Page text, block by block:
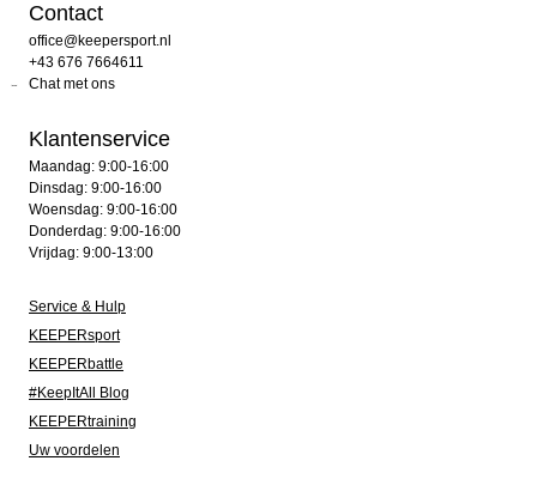
Contact
office@keepersport.nl
+43 676 7664611
Chat met ons
Klantenservice
Maandag: 9:00-16:00
Dinsdag: 9:00-16:00
Woensdag: 9:00-16:00
Donderdag: 9:00-16:00
Vrijdag: 9:00-13:00
Service & Hulp
KEEPERsport
KEEPERbattle
#KeepItAll Blog
KEEPERtraining
Uw voordelen